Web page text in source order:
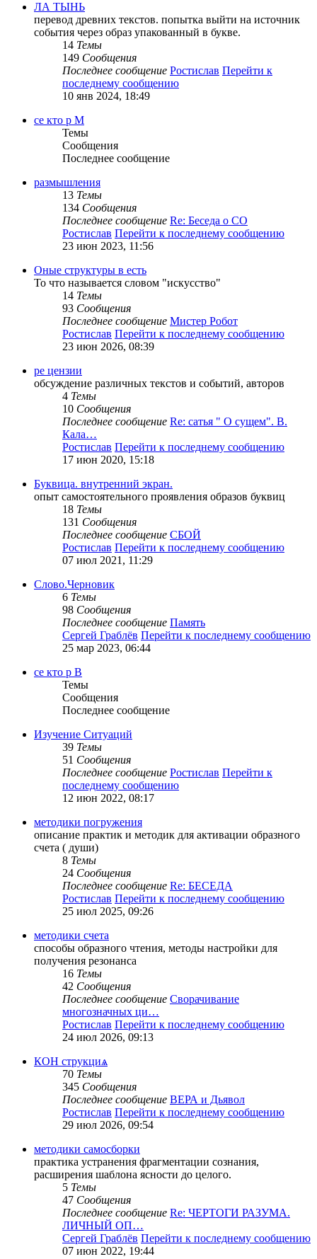
ЛА ТЫНЬ
перевод древних текстов. попытка выйти на источник
события через образ упакованный в букве.
14 Темы
149 Сообщения
Последнее сообщение Ростислав Перейти к
последнему сообщению
10 янв 2024, 18:49
се кто р М
Темы
Сообщения
Последнее сообщение
размышления
13 Темы
134 Сообщения
Последнее сообщение Re: Беседа о СО
Ростислав Перейти к последнему сообщению
23 июн 2023, 11:56
Оные структуры в есть
То что называется словом "искусство"
14 Темы
93 Сообщения
Последнее сообщение Мистер Робот
Ростислав Перейти к последнему сообщению
23 июн 2026, 08:39
ре цензии
обсуждение различных текстов и событий, авторов
4 Темы
10 Сообщения
Последнее сообщение Re: сатья " О сущем". В.
Кала…
Ростислав Перейти к последнему сообщению
17 июн 2020, 15:18
Буквица. внутренний экран.
опыт самостоятельного проявления образов буквиц
18 Темы
131 Сообщения
Последнее сообщение СБОЙ
Ростислав Перейти к последнему сообщению
07 июл 2021, 11:29
Слово.Черновик
6 Темы
98 Сообщения
Последнее сообщение Память
Сергей Граблёв Перейти к последнему сообщению
25 мар 2023, 06:44
се кто р В
Темы
Сообщения
Последнее сообщение
Изучение Ситуаций
39 Темы
51 Сообщения
Последнее сообщение Ростислав Перейти к
последнему сообщению
12 июн 2022, 08:17
методики погружения
описание практик и методик для активации образного
счета ( души)
8 Темы
24 Сообщения
Последнее сообщение Re: БЕСЕДА
Ростислав Перейти к последнему сообщению
25 июл 2025, 09:26
методики счета
способы образного чтения, методы настройки для
получения резонанса
16 Темы
42 Сообщения
Последнее сообщение Сворачивание
многозначных ци…
Ростислав Перейти к последнему сообщению
24 июл 2026, 09:13
КОН струкциѧ
70 Темы
345 Сообщения
Последнее сообщение ВЕРА и Дьявол
Ростислав Перейти к последнему сообщению
29 июл 2026, 09:54
методики самосборки
практика устранения фрагментации сознания,
расширения шаблона ясности до целого.
5 Темы
47 Сообщения
Последнее сообщение Re: ЧЕРТОГИ РАЗУМА.
ЛИЧНЫЙ ОП…
Сергей Граблёв Перейти к последнему сообщению
07 июн 2022, 19:44